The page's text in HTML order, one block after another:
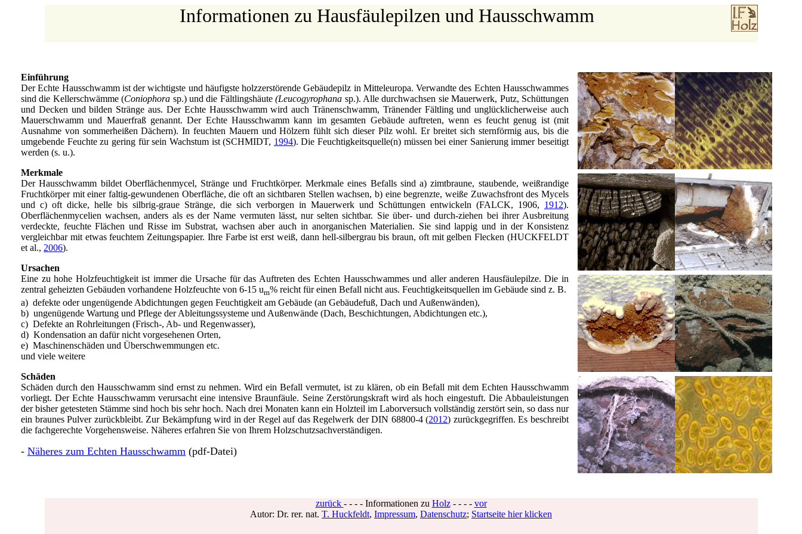
Informationen zu Hausfäulepilzen und Hausschwamm
Einführung
Der Echte Hausschwamm ist der wichtigste und häufigste holzzerstörende Gebäudepilz in Mitteleuropa. Verwandte des Echten Hausschwammes
sind die Kellerschwämme (Coniophora sp.) und die Fältlingshäute(Leucogyrophana sp.). Alle durchwachsen sie Mauerwerk, Putz, Schüttungen
und Decken und bilden Stränge aus. Der Echte Hausschwamm wird auch Tränenschwamm, Tränender Fältling und unglücklicherweise auch
Mauerschwamm und Mauerfraß genannt. Der Echte Hausschwamm kann im gesamten Gebäude auftreten, wenn es feucht genug ist (mit
Ausnahme von sommerheißen Dächern). In feuchten Mauern und Hölzern fühlt sich dieser Pilz wohl. Er breitet sich sternförmig aus, bis die
umgebende Feuchte zu gering für sein Wachstum ist (SCHMIDT, 1994). Die Feuchtigkeitsquelle(n) müssen bei einer Sanierung immer beseitigt
werden (s. u.).
Merkmale
Der Hausschwamm bildet Oberflächenmycel, Stränge und Fruchtkörper. Merkmale eines Befalls sind a) zimtbraune, staubende, weißrandige
Fruchtkörper mit einer faltig-gewundenen Oberfläche, die oft an sichtbaren Stellen wachsen, b) eine begrenzte, weiße Zuwachsfront des Mycels
und c) oft dicke, helle bis silbrig-graue Stränge, die sich verborgen in Mauerwerk und Schüttungen entwickeln (FALCK, 1906, 1912).
Oberflächenmycelien wachsen, anders als es der Name vermuten lässt, nur selten sichtbar. Sie über- und durch-ziehen bei ihrer Ausbreitung
verdeckte, feuchte Flächen und Risse im Substrat, wachsen aber auch in anorganischen Materialien. Sie sind lappig und in der Konsistenz
vergleichbar mit etwas feuchtem Zeitungspapier. Ihre Farbe ist erst weiß, dann hell-silbergrau bis braun, oft mit gelben Flecken (HUCKFELDT
et al., 2006).
Ursachen
Eine zu hohe Holzfeuchtigkeit ist immer die Ursache für das Auftreten des Echten Hausschwammes und aller anderen Hausfäulepilze. Die in
zentral geheizten Gebäuden vorhandene Holzfeuchte von 6-15 um% reicht für einen Befall nicht aus. Feuchtigkeitsquellen im Gebäude sind z. B.
a) defekte oder ungenügende Abdichtungen gegen Feuchtigkeit am Gebäude (an Gebäudefuß, Dach und Außenwänden),
b) ungenügende Wartung und Pflege der Ableitungssysteme und Außenwände (Dach, Beschichtungen, Abdichtungen etc.),
c) Defekte an Rohrleitungen (Frisch-, Ab- und Regenwasser),
d) Kondensation an dafür nicht vorgesehenen Orten,
e) Maschinenschäden und Überschwemmungen etc.
und viele weitere
Schäden
Schäden durch den Hausschwamm sind ernst zu nehmen. Wird ein Befall vermutet, ist zu klären, ob ein Befall mit dem Echten Hausschwamm
vorliegt. Der Echte Hausschwamm verursacht eine intensive Braunfäule. Seine Zerstörungskraft wird als hoch eingestuft. Die Abbauleistungen
der bisher getesteten Stämme sind hoch bis sehr hoch. Nach drei Monaten kann ein Holzteil im Laborversuch vollständig zerstört sein, so dass nur
ein braunes Pulver zurückbleibt. Zur Bekämpfung wird in der Regel auf das Regelwerk der DIN 68800-4 (2012) zurückgegriffen. Es beschreibt
die fachgerechte Vorgehensweise. Näheres erfahren Sie von Ihrem Holzschutzsachverständigen.
- Näheres zum Echten Hausschwamm (pdf-Datei)
zurück - - - - Informationen zu Holz- - - - vor
Autor: Dr. rer. nat. T. Huckfeldt, Impressum, Datenschutz; Startseite hier klicken